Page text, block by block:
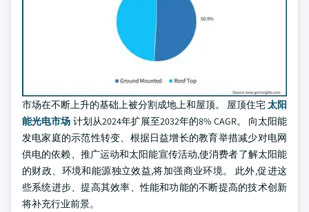
市场在不断上升的基础上被分割成地上和屋顶。 屋顶住宅太阳
能光电市场 计划从2024年扩展至2032年的8% CAGR。 向太阳能
发电家庭的示范性转变、根据日益增长的教育举措减少对电网
供电的依赖、推广运动和太阳能宣传活动,使消费者了解太阳能
的财政、环境和能源独立效益,将加强商业环境。 此外,促进这
些系统进步、提高其效率、性能和功能的不断提高的技术创新
将补充行业前景。